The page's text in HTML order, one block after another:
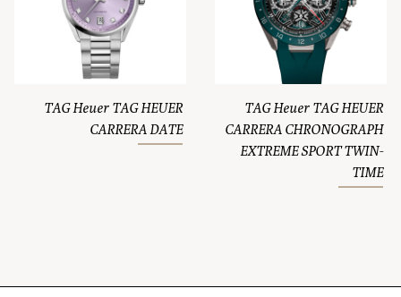
TAG Heuer TAG HEUER
CARRERA DATE
TAG Heuer TAG HEUER
CARRERA CHRONOGRAPH
EXTREME SPORT TWIN-
TIME